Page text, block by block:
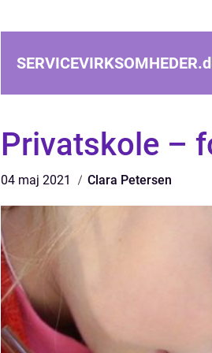
SERVICEVIRKSOMHEDER.
Privatskole –
04 maj 2021 Clara Petersen